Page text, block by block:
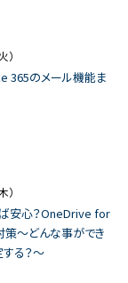
）
365のメール機能ま
）
安心？OneDrive for
～どんな事ができ
る？～